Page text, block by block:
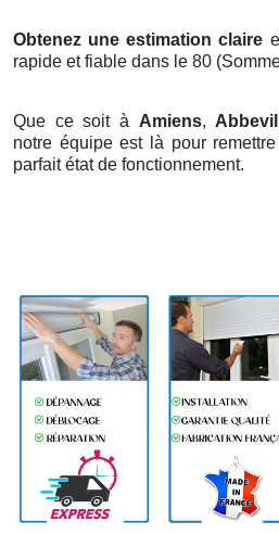
Obtenez une estimation claire
rapide et fiable dans le 80
Que ce soit à Amiens,
notre équipe est là pour
parfait état de fonctionnement.